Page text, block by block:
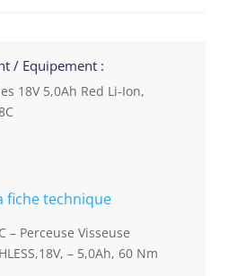
/ Equipement :
18V 5,0Ah Red Li-Ion,
fiche technique
– Perceuse Visseuse
– 5,0Ah, 60 Nm